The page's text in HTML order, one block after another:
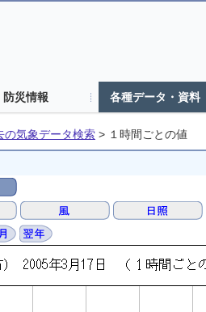
防災情報 各種データ・資料
の気象データ検索 > １時間ごとの値